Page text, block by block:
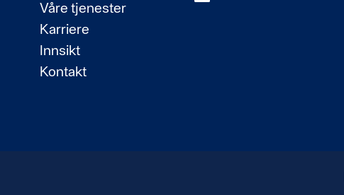
Våre tjenester
Karriere
Innsikt
Kontakt